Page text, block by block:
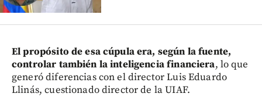
El propósito de esa cúpula era, según la fuente,
controlar también la inteligencia financiera, lo que
generó diferencias con el director Luis Eduardo
Llinás, cuestionado director de la UIAF.